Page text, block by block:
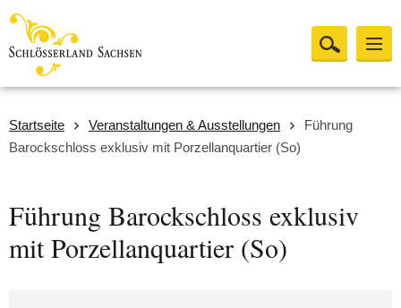
Startseite Veranstaltungen & Ausstellungen
Führung
Barockschloss exklusiv mit Porzellanquartier (So)
Führung Barockschloss exklusiv
mit Porzellanquartier (So)